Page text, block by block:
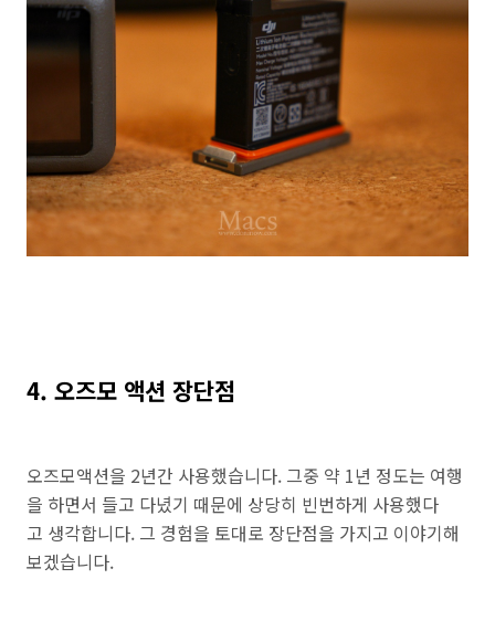
4. 오즈모 액션 장단점
오즈모액션을 2년간 사용했습니다. 그중 약 1년 정도는 여행
을 하면서 들고 다녔기 때문에 상당히 빈번하게 사용했다
고 생각합니다. 그 경험을 토대로 장단점을 가지고 이야기해
보겠습니다.